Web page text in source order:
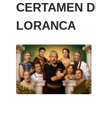
CERTAMEN
LORANCA